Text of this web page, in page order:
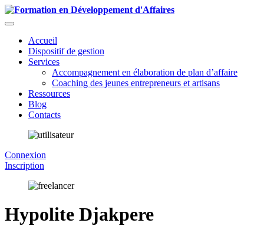
Accueil
Dispositif de gestion
Services
Accompagnement en élaboration de plan d’affaire
Coaching des jeunes entrepreneurs et artisans
Ressources
Blog
Contacts
Connexion
Inscription
Hypolite Djakpere